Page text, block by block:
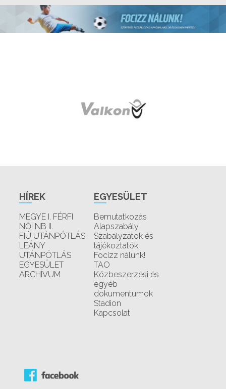
HÍREK
MEGYE I. FÉRFI
NŐI NB II.
FIÚ UTÁNPÓTLÁS
LEÁNY
UTÁNPÓTLÁS
EGYESÜLET
ARCHÍVUM
EGYESÜLET
Bemutatkozás
Alapszabály
Szabályzatok és
tájékoztatók
Focizz nálunk!
TAO
Közbeszerzési és
egyéb
dokumentumok
Stadion
Kapcsolat